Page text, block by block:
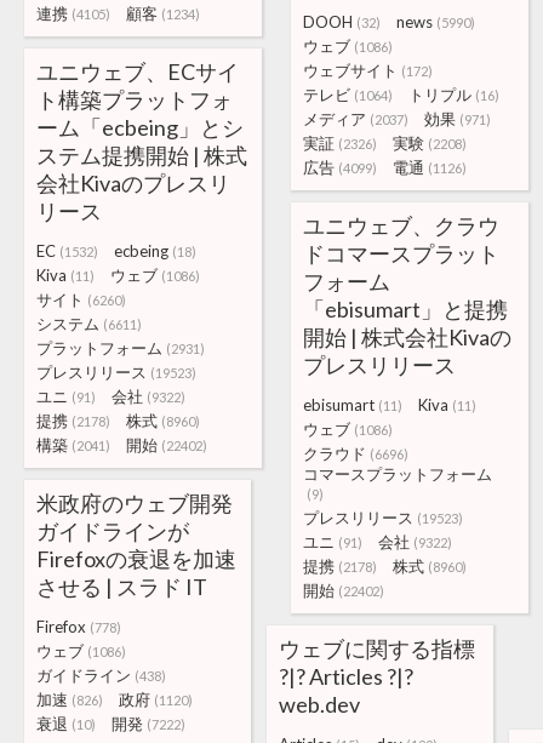
連携 (4105) 顧客 (1234) DOOH (32) news (5990)
ウェブ (1086)
ウェブサイト (172)
テレビ (1064) トリプル (16)
メディア (2037) 効果 (971)
実証 (2326) 実験 (2208)
広告 (4099) 電通 (1126)
ユニウェブ、ECサイ
ト構築プラットフォ
ーム「ecbeing」とシ
ステム提携開始 | 株式
会社Kivaのプレスリ
リース
EC (1532) ecbeing (18)
Kiva (11) ウェブ (1086)
サイト (6260)
システム (6611)
プラットフォーム (2931)
プレスリリース (19523)
ユニ (91) 会社 (9322)
提携 (2178) 株式 (8960)
構築 (2041) 開始 (22402)
ユニウェブ、クラウ
ドコマースプラット
フォーム
「ebisumart」と提携
開始 | 株式会社Kivaの
プレスリリース
ebisumart (11) Kiva (11)
ウェブ (1086)
クラウド (6696)
コマースプラットフォーム
(9)
プレスリリース (19523)
ユニ (91) 会社 (9322)
提携 (2178) 株式 (8960)
開始 (22402)
米政府のウェブ開発
ガイドラインが
Firefoxの衰退を加速
させる | スラド IT
Firefox (778)
ウェブ (1086)
ガイドライン (438)
加速 (826) 政府 (1120)
衰退 (10) 開発 (7222)
ウェブに関する指標
?|? Articles ?|?
web.dev